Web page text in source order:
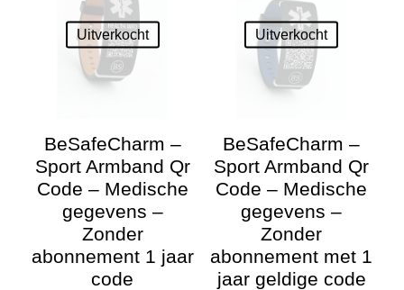
Uitverkocht
BeSafeCharm –
Sport Armband Qr
Code – Medische
gegevens –
Zonder
abonnement 1 jaar
code
Uitverkocht
BeSafeCharm –
Sport Armband Qr
Code – Medische
gegevens –
Zonder
abonnement met 1
jaar geldige code